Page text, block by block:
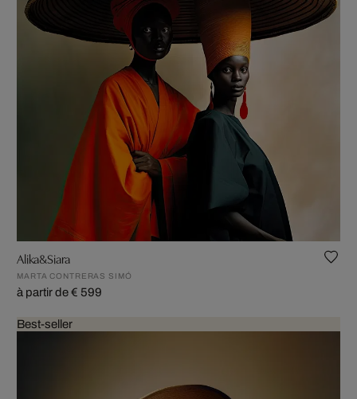
Alika&Siara
MARTA CONTRERAS SIMÓ
à partir de € 599
Best-seller